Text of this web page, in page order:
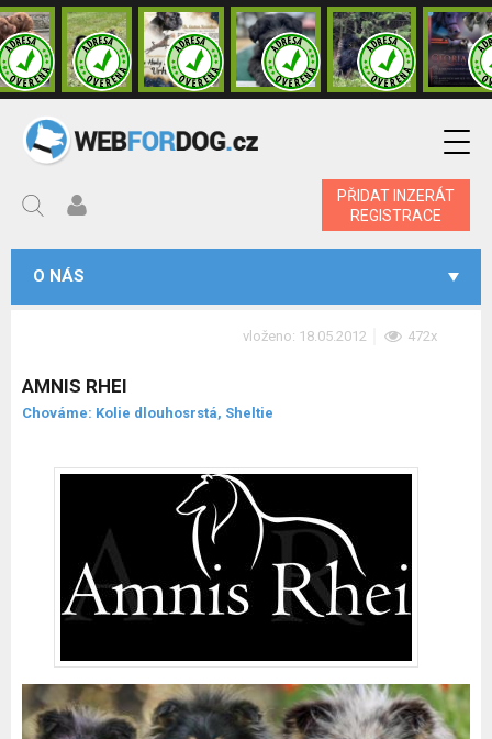
PŘIDAT INZERÁT
REGISTRACE
O NÁS
vloženo: 18.05.2012 472x
AMNIS RHEI
Chováme: Kolie dlouhosrstá, Sheltie